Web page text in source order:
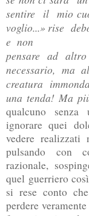
sentire il mio
voglio...» rise
e non
pensare ad
necessario, ma
creatura
una tenda! Ma
qualcuno
ignorare quei
vedere
pulsando con
razionale,
quel guerriero
si rese conto
perdere